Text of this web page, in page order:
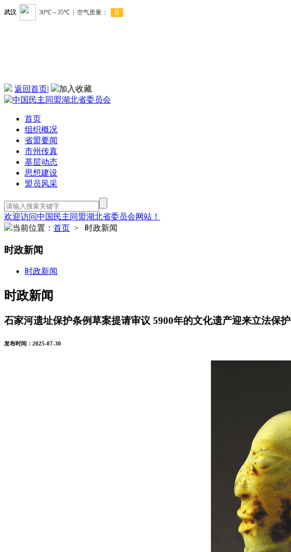
返回首页| 加入收藏
首页
组织概况
省盟要闻
市州传真
基层动态
思想建设
盟员风采
欢迎访问中国民主同盟湖北省委员会网站！
当前位置： 首页 > 时政新闻
时政新闻
时政新闻
时政新闻
石家河遗址保护条例草案提请审议 5900年的文化遗产迎来立法保护
发布时间：2025-07-30